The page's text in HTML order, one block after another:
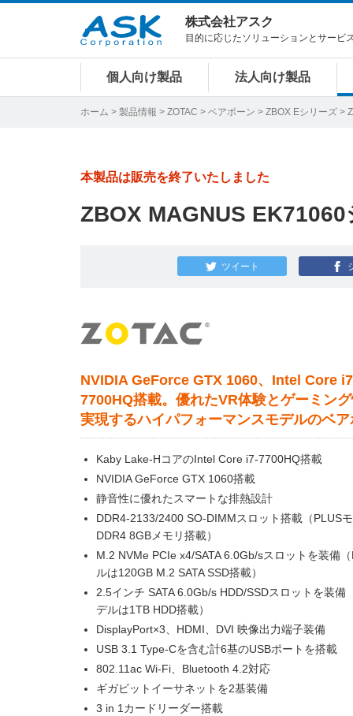
株式会社アスク
目的に応じたソリューションとサービ
個人向け製品 法人向け製品
ホーム > 製品情報 > ZOTAC > ベアボーン > ZBOX Eシリーズ >
本製品は販売を終了いたしました
ZBOX MAGNUS EK71060
ツイート
NVIDIA GeForce GTX 1060、Intel Core
7700HQ搭載。優れたVR体験とゲーミン
実現するハイパフォーマンスモデルのベ
Kaby Lake-HコアのIntel Core i7-7700HQ搭載
NVIDIA GeForce GTX 1060搭載
静音性に優れたスマートな排熱設計
DDR4-2133/2400 SO-DIMMスロット搭載（PLUS
DDR4 8GBメモリ搭載）
M.2 NVMe PCIe x4/SATA 6.0Gb/sスロットを装備
ルは120GB M.2 SATA SSD搭載）
2.5インチ SATA 6.0Gb/s HDD/SSDスロットを装備
デルは1TB HDD搭載）
DisplayPort×3、HDMI、DVI 映像出力端子装備
USB 3.1 Type-Cを含む計6基のUSBポートを搭載
802.11ac Wi-Fi、Bluetooth 4.2対応
ギガビットイーサネットを2基装備
3 in 1カードリーダー搭載